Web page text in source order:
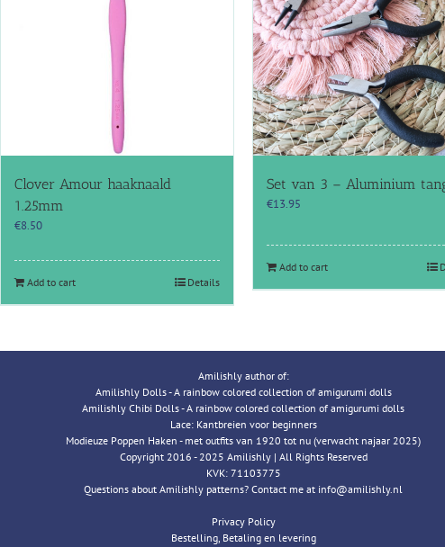
Clover Amour haaknaald
1.25mm
€8.50
Add to cart Details
Set van 3 – Aluminium
€13.95
Add to cart
Amilishly author of:
Amilishly Dolls - A rainbow colored collection of amigurumi dolls
Amilishly Chibi Dolls - A rainbow colored collection of amigurumi dolls
Lace: Kantbreien voor beginners
Modieuze Poppen Haken - met outfits van 1920 tot nu (verwacht najaar 2025)
Copyright 2016 - 2025 Amilishly | All Rights Reserved
KVK: 71103775
Questions about Amilishly patterns? Contact me at info@amilishly.nl
Privacy Policy
Bestelling, Betaling en levering